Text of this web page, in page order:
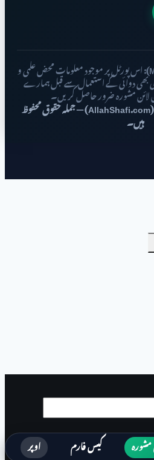
مشورہ کیس فارم اوپر
اس پورٹل پر موجود معلومات محض علمی و
بھی دوائی کے استعمال سے قبل ہمارے
لائن مشورہ ضرور حاصل کریں۔
© 2026 اللہ شافی ہیلتھ پورٹل (AllahShafi.com) — جملہ حقوق محفوظ
ہیں۔